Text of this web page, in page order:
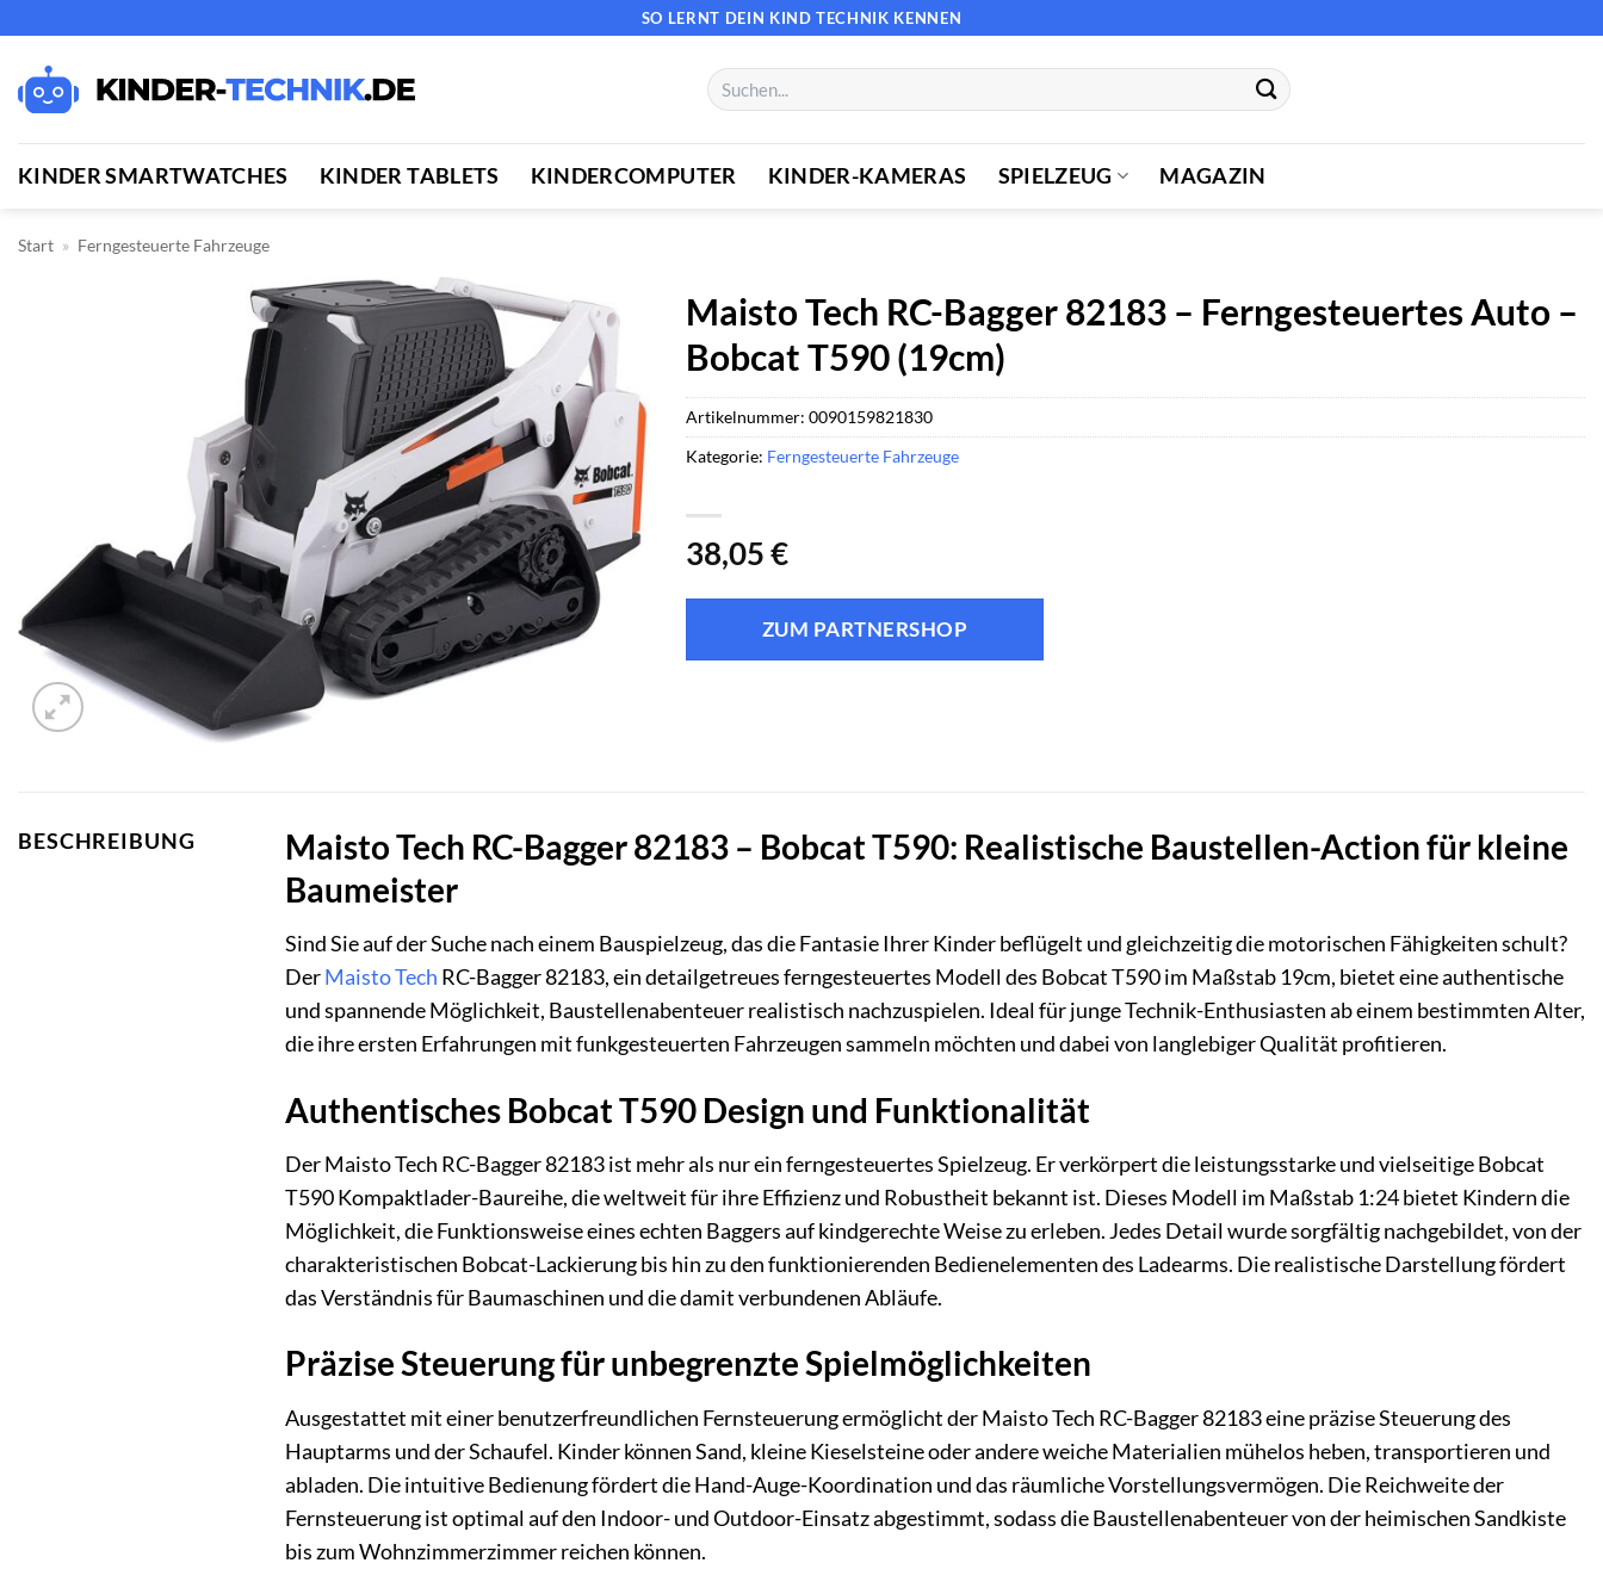
springen
SO LERNT DEIN KIND TECHNIK KENNEN
Suchen
nach:
KINDER SMARTWATCHES KINDER TABLETS KINDERCOMPUTER KINDER-KAMERAS SPIELZEUG MAGAZIN
Start » Ferngesteuerte Fahrzeuge
Maisto Tech RC-Bagger 82183 – Ferngesteuertes Auto –
Bobcat T590 (19cm)
38,05€
ZUM PARTNERSHOP
Artikelnummer: 0090159821830
Kategorie: Ferngesteuerte Fahrzeuge
BESCHREIBUNG
Maisto Tech RC-Bagger 82183 – Bobcat T590: Realistische Baustellen-Action für kleine
Baumeister
Sind Sie auf der Suche nach einem Bauspielzeug, das die Fantasie Ihrer Kinder beflügelt und gleichzeitig die motorischen Fähigkeiten schult?
DerMaisto Tech RC-Bagger 82183, ein detailgetreues ferngesteuertes Modell des Bobcat T590 im Maßstab 19cm, bietet eine authentische
und spannende Möglichkeit, Baustellenabenteuer realistisch nachzuspielen. Ideal für junge Technik-Enthusiasten ab einem bestimmten Alter,
die ihre ersten Erfahrungen mit funkgesteuerten Fahrzeugen sammeln möchten und dabei von langlebiger Qualität profitieren.
Authentisches Bobcat T590 Design und Funktionalität
Der Maisto Tech RC-Bagger 82183 ist mehr als nur ein ferngesteuertes Spielzeug. Er verkörpert die leistungsstarke und vielseitige Bobcat
T590 Kompaktlader-Baureihe, die weltweit für ihre Effizienz und Robustheit bekannt ist. Dieses Modell im Maßstab 1:24 bietet Kindern die
Möglichkeit, die Funktionsweise eines echten Baggers auf kindgerechte Weise zu erleben. Jedes Detail wurde sorgfältig nachgebildet, von der
charakteristischen Bobcat-Lackierung bis hin zu den funktionierenden Bedienelementen des Ladearms. Die realistische Darstellung fördert
das Verständnis für Baumaschinen und die damit verbundenen Abläufe.
Präzise Steuerung für unbegrenzte Spielmöglichkeiten
Ausgestattet mit einer benutzerfreundlichen Fernsteuerung ermöglicht der Maisto Tech RC-Bagger 82183 eine präzise Steuerung des
Hauptarms und der Schaufel. Kinder können Sand, kleine Kieselsteine oder andere weiche Materialien mühelos heben, transportieren und
abladen. Die intuitive Bedienung fördert die Hand-Auge-Koordination und das räumliche Vorstellungsvermögen. Die Reichweite der
Fernsteuerung ist optimal auf den Indoor- und Outdoor-Einsatz abgestimmt, sodass die Baustellenabenteuer von der heimischen Sandkiste
bis zum Wohnzimmerzimmer reichen können.